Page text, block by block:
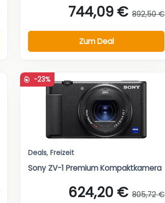
744,09 € 892,50 €
Zum Deal
-23%
Deals, Freizeit
Sony ZV-1 Premium Kompaktkamera
624,20 € 805,72 €